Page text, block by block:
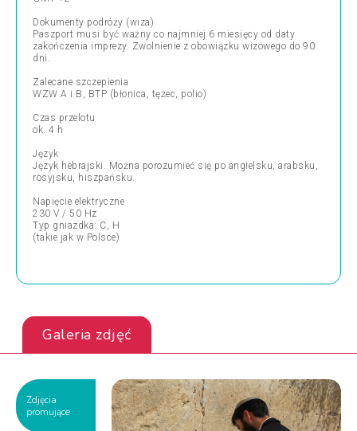
Dokumenty podróży (wiza)
Paszport musi być ważny co najmniej 6 miesięcy od daty
zakończenia imprezy. Zwolnienie z obowiązku wizowego do 90
dni.
Zalecane szczepienia
WZW A i B, BTP (błonica, tężec, polio)
Czas przelotu
ok. 4 h
Język
Język hebrajski. Można porozumieć się po angielsku, arabsku,
rosyjsku, hiszpańsku.
Napięcie elektryczne
230 V / 50 Hz
Typ gniazdka: C, H
(takie jak w Polsce)
Galeria zdjęć
Zdjęcia
promujące